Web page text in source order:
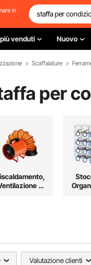
in
venduti Nuovo
Scaffalature
per
e
Valutazione clienti